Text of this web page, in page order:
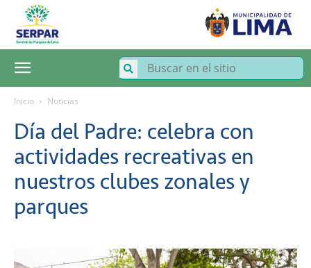
SERPAR
Servicio
de
Parques
Inicio Noticias
Día del Padre: celebra con
actividades recreativas en
nuestros clubes zonales y
parques